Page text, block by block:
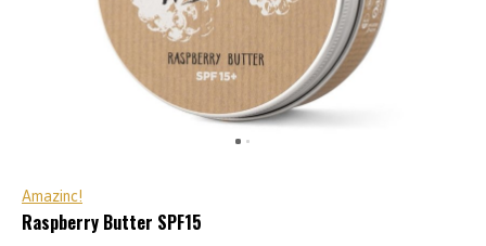
Amazinc!
Raspberry Butter SPF15